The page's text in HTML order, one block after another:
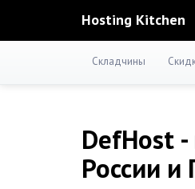
Hosting Kitchen
Складчины
DefHost
России и